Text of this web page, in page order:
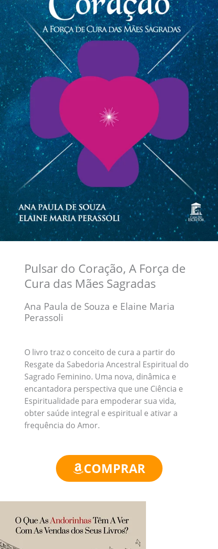
Pulsar do Coração, A Força de
Cura das Mães Sagradas
Ana Paula de Souza e Elaine Maria
Perassoli
O livro traz o conceito de cura a partir do
Resgate da Sabedoria Ancestral Espiritual do
Sagrado Feminino. Uma nova, dinâmica e
encantadora perspectiva que une Ciência e
Espiritualidade para empoderar sua vida,
obter saúde integral e espiritual e ativar a
frequência do Amor.
COMPRAR